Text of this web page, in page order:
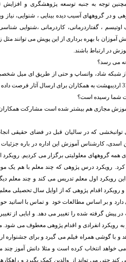
توجه به جنبه توسعه پژوهشگری و افزایش
و در گروههای آسیب دیده بینایی ، شنوایی،
اوتیسم ، گفتاردرمانی، کاردرمانی ،شنوایی
آموزان با بهره برداری از این پویش می توانند
در ارتباط باشند.
می رسد؟
شبکه شاد، واتساپ و حتی از طریق ای میل
شما رسیده است؟
توانبخشی که در سالیان قبل در فضای حقیقی
کارشناس آموزش این اداره در باره
همه گروههای معلولیتی برگزار می کردیم.
رویکرد درس پژوهی که چند معلم با هم یک
رویکرد اول معلم تدریس می کند و چند معلم
اقدام پژوهی که از اوایل سال تحصیلی
و بر اساس مطالعات خود و تماس با اساتید
پیش گرفته شده را تغییر می دهد. و ابایی از
رویکرد انفرادی و اقدام پژوهی معطوف می شود.
و با گوشی همراه فیلم می گیرد و برای جشنواره
خواهد انتخاب کرده است و مثلا دانش آموز
کند حتی می تواند از والدین کمک بگیرد و